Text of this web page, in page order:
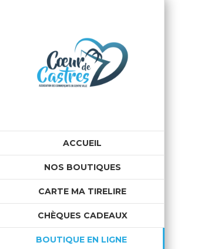
ACCUEIL
NOS BOUTIQUES
CARTE MA TIRELIRE
CHÈQUES CADEAUX
BOUTIQUE EN LIGNE